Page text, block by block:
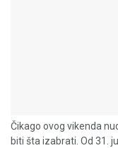
Čikago ovog vikenda
biti šta izabrati. Od 31.